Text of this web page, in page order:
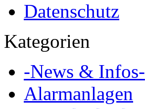
Datenschutz
Kategorien
-News & Infos-
Alarmanlagen